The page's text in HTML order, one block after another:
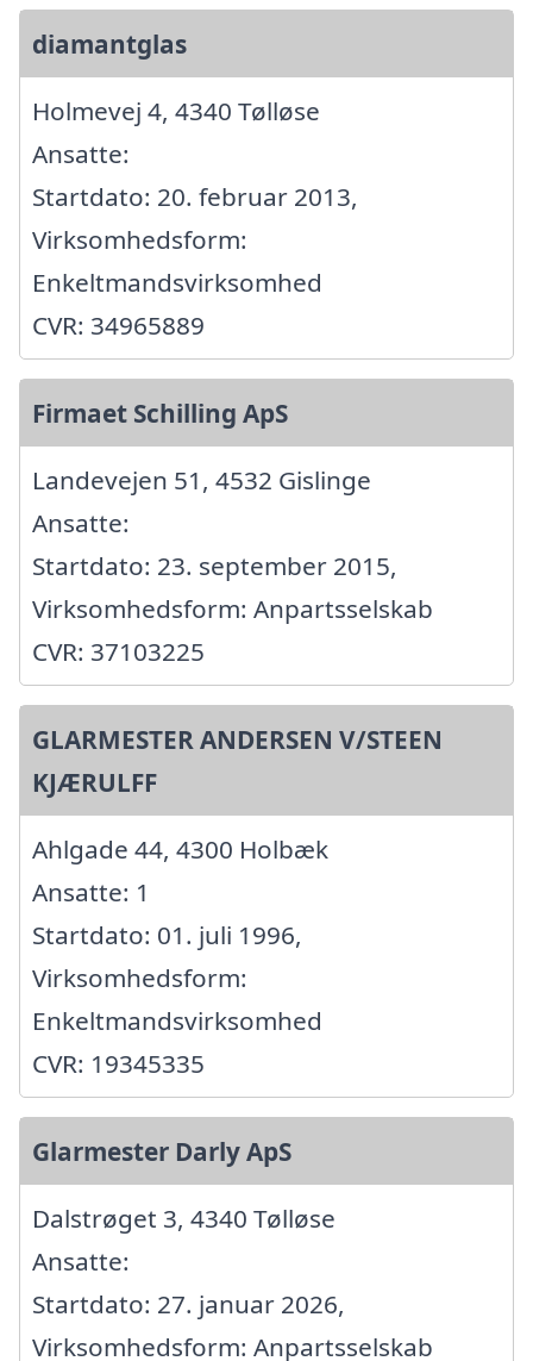
diamantglas
Holmevej 4, 4340 Tølløse
Ansatte:
Startdato: 20. februar 2013,
Virksomhedsform:
Enkeltmandsvirksomhed
CVR: 34965889
Firmaet Schilling ApS
Landevejen 51, 4532 Gislinge
Ansatte:
Startdato: 23. september 2015,
Virksomhedsform: Anpartsselskab
CVR: 37103225
GLARMESTER ANDERSEN V/STEEN
KJÆRULFF
Ahlgade 44, 4300 Holbæk
Ansatte: 1
Startdato: 01. juli 1996,
Virksomhedsform:
Enkeltmandsvirksomhed
CVR: 19345335
Glarmester Darly ApS
Dalstrøget 3, 4340 Tølløse
Ansatte:
Startdato: 27. januar 2026,
Virksomhedsform: Anpartsselskab